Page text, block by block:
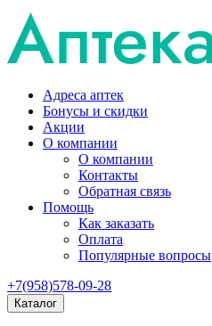
Адреса аптек
Бонусы и скидки
Акции
О компании
О компании
Контакты
Обратная связь
Помощь
Как заказать
Оплата
Популярные вопросы
+7(958)578-09-28
Каталог